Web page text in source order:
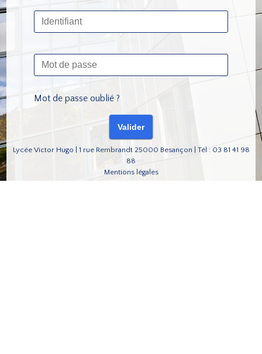
Mot de passe oublié ?
Lycée Victor Hugo | 1 rue Rembrandt 25000 Besançon | Tél : 03 81 41 98
88
Mentions légales